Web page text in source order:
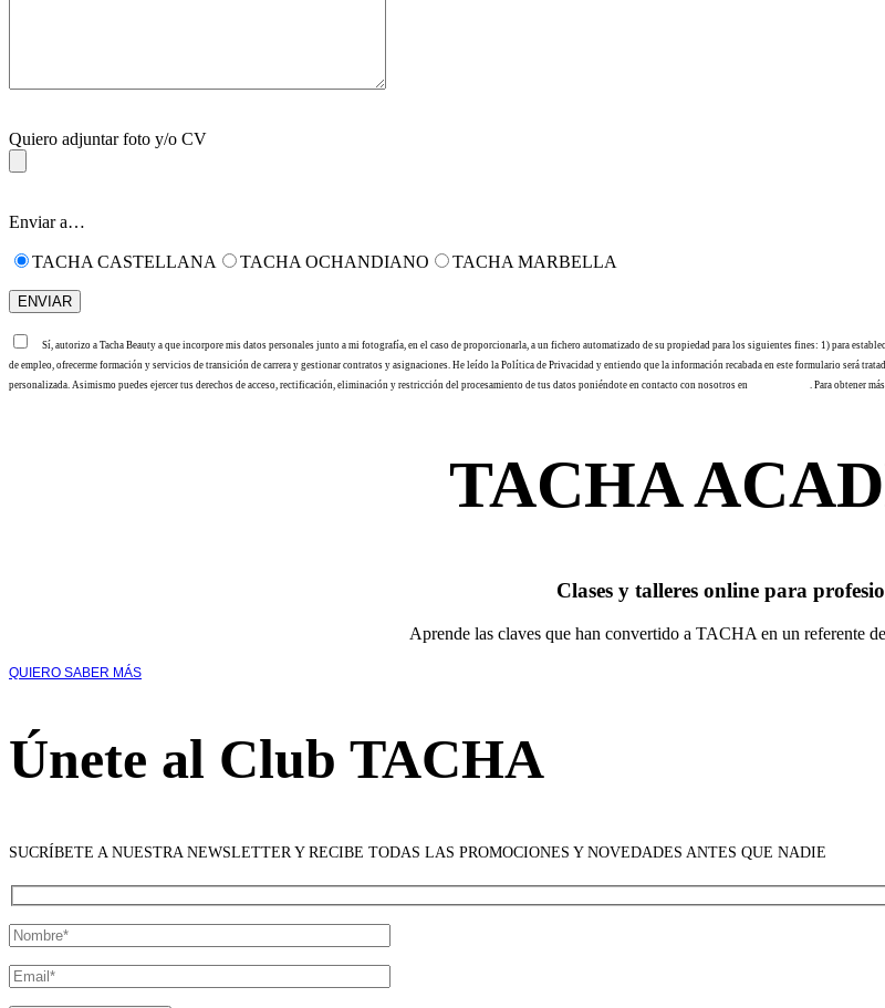
Quiero adjuntar foto y/o CV
Enviar a…
TACHA CASTELLANA TACHA OCHANDIANO TACHA MARBELLA
Sí, autorizo a Tacha Beauty a que incorpore mis datos personales junto a mi fotografía, en el caso de proporcionarla, a un fichero automatizado de su propiedad para los siguientes fines: 1) para
de empleo, ofrecerme formación y servicios de transición de carrera y gestionar contratos y asignaciones. He leído la Política de Privacidad y entiendo que la información recabada en este formulario será
personalizada. Asimismo puedes ejercer tus derechos de acceso, rectificación, eliminación y restricción del procesamiento de tus datos poniéndote en contacto con nosotros en
. Para obtener
TACHA
Clases y talleres online para
Aprende las claves que han convertido a TACHA en un referente
QUIERO SABER MÁS
Únete al Club TACHA
SUCRÍBETE A NUESTRA NEWSLETTER Y RECIBE TODAS LAS PROMOCIONES Y NOVEDADES ANTES QUE NADIE